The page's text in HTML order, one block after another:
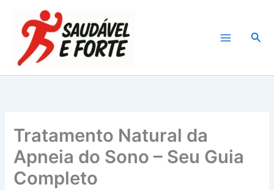
conteúdo
Tratamento Natural da
Apneia do Sono – Seu Guia
Completo